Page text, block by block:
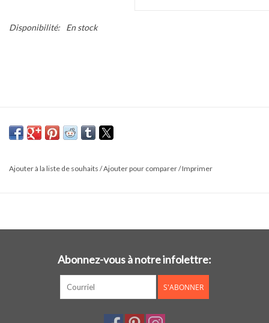
Disponibilité: En stock
Ajouter à la liste de souhaits /Ajouter pour comparer/Imprimer
Abonnez-vous à notre infolettre:
S'ABONNER